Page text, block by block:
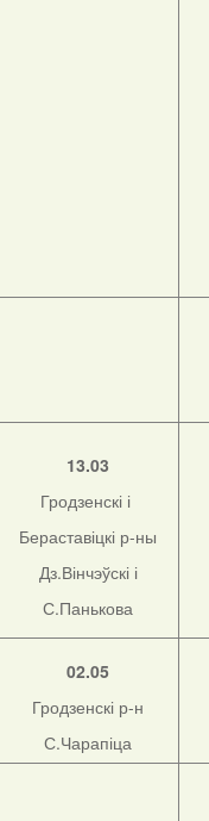
13.03
Гродзенскі і
Бераставіцкі р-ны
Дз.Вінчэўскі і
С.Панькова
02.05
Гродзенскі р-н
С.Чарапіца